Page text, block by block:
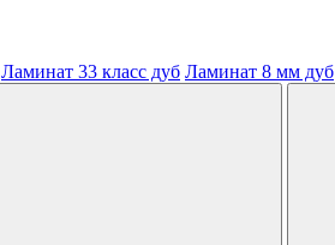
Ламинат 33 класс дуб Ламинат 8 мм дуб